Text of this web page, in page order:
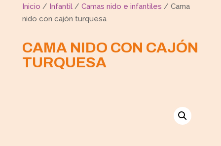
Inicio / Infantil/ Camas nido e infantiles / Cama
nido con cajón turquesa
CAMA NIDO CON CAJÓN
TURQUESA